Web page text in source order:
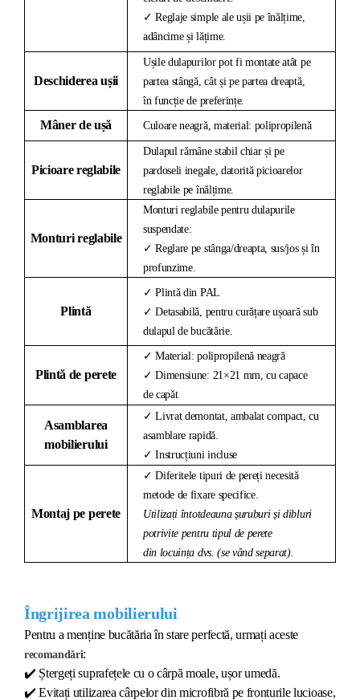
✓ Reglaje simple ale ușii pe înălțime,
adâncime și lățime.
Deschiderea ușii
Ușile dulapurilor pot fi montate atât pe
partea stângă, cât și pe partea dreaptă,
în funcție de preferințe.
Mâner de ușă Culoare neagră, material: polipropilenă
Picioare reglabile
Dulapul rămâne stabil chiar și pe
pardoseli inegale, datorită picioarelor
reglabile pe înălțime.
Monturi reglabile
Monturi reglabile pentru dulapurile
suspendate:
✓ Reglare pe stânga/dreapta, sus/jos și în
profunzime.
Plintă
✓ Plintă din PAL
✓ Detasabilă, pentru curățare ușoară sub
dulapul de bucătărie.
Plintă de perete
✓ Material: polipropilenă neagră
✓ Dimensiune: 21×21 mm, cu capace
de capăt
Asamblarea
mobilierului
✓ Livrat demontat, ambalat compact, cu
asamblare rapidă.
✓ Instrucțiuni incluse
Montaj pe perete
✓ Diferitele tipuri de pereți necesită
metode de fixare specifice.
Utilizați întotdeauna șuruburi și dibluri
potrivite pentru tipul de perete
din locuința dvs. (se vând separat).
Îngrijirea mobilierului
Pentru a menține bucătăria în stare perfectă, urmați aceste
recomandări:
✔️ Ștergeți suprafețele cu o cârpă moale, ușor umedă.
✔️ Evitați utilizarea cârpelor din microfibră pe fronturile lucioase,